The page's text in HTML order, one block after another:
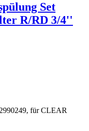
Set
R/RD 3/4''